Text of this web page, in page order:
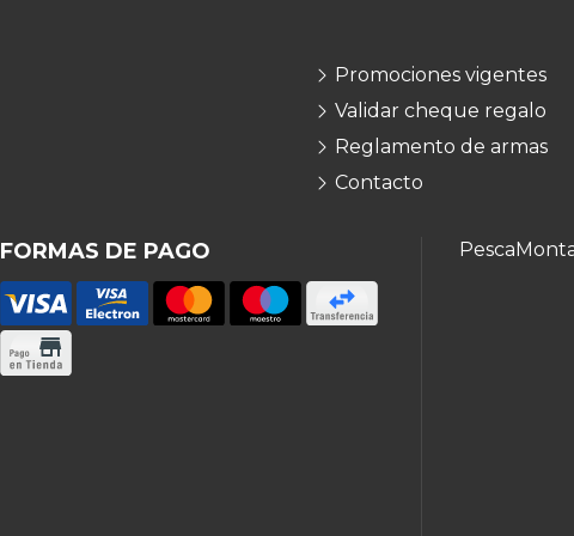
FORMAS DE PAGO
Promociones vigentes
Validar cheque regalo
Reglamento de armas
Contacto
Pesca